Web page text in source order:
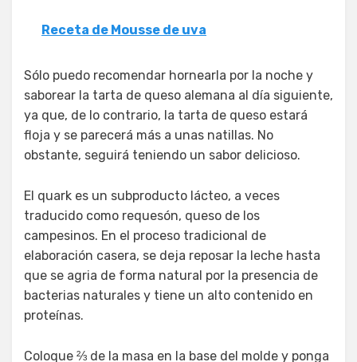
Receta de Mousse de uva
Sólo puedo recomendar hornearla por la noche y
saborear la tarta de queso alemana al día siguiente,
ya que, de lo contrario, la tarta de queso estará
floja y se parecerá más a unas natillas. No
obstante, seguirá teniendo un sabor delicioso.
El quark es un subproducto lácteo, a veces
traducido como requesón, queso de los
campesinos. En el proceso tradicional de
elaboración casera, se deja reposar la leche hasta
que se agria de forma natural por la presencia de
bacterias naturales y tiene un alto contenido en
proteínas.
Coloque ⅔ de la masa en la base del molde y ponga